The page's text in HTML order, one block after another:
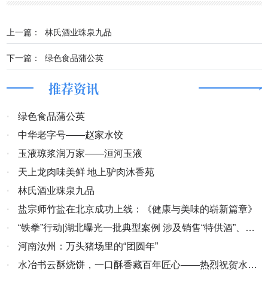
推荐资讯
·
绿色食品蒲公英
·
中华老字号——赵家水饺
·
玉液琼浆润万家——洹河玉液
·
天上龙肉味美鲜 地上驴肉沐香苑
·
林氏酒业珠泉九品
·
盐宗师竹盐在北京成功上线：《健康与美味的崭新篇章》
·
“铁拳”行动|湖北曝光一批典型案例 涉及销售“特供酒”、侵
权假冒产品等
·
河南汝州：万头猪场里的“团圆年”
·
水冶书云酥烧饼，一口酥香藏百年匠心——热烈祝贺水冶
上一篇： 林氏酒业珠泉九品
下一篇： 绿色食品蒲公英